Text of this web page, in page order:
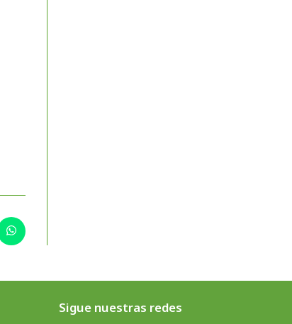
Sigue nuestras redes